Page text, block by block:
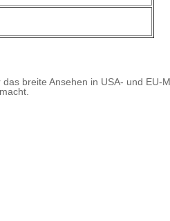
breite Ansehen in USA- und EU-